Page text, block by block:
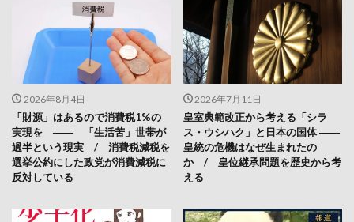
2026年8月4日
「財源」はあるので消費税1%の
実現を ―― 「生活苦」世帯が
過半という現実 / 消費税減税を
選挙公約にした政党が消費減税に
反対している
2026年7月11日
皇室典範改正から考える「シラ
ス・ウシハク」と日本の国体 ――
皇統の危機はなぜ生まれたの
か / 皇位継承問題を歴史から考
える